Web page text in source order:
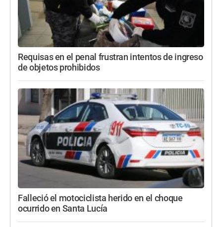
Requisas en el penal frustran intentos de ingreso
de objetos prohibidos
Falleció el motociclista herido en el choque
ocurrido en Santa Lucía